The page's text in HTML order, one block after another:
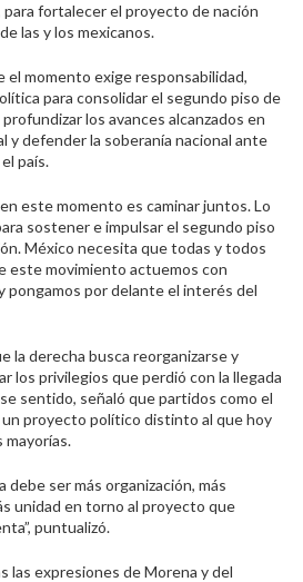
para fortalecer el proyecto de nación
las y los mexicanos.
el momento exige responsabilidad,
para consolidar el segundo piso de
los avances alcanzados en
y defender la soberanía nacional ante
país.
este momento es caminar juntos. Lo
sostener e impulsar el segundo piso
México necesita que todas y todos
este movimiento actuemos con
pongamos por delante el interés del
la derecha busca reorganizarse y
los privilegios que perdió con la llegada
sentido, señaló que partidos como el
proyecto político distinto al que hoy
mayorías.
debe ser más organización, más
unidad en torno al proyecto que
puntualizó.
las expresiones de Morena y del